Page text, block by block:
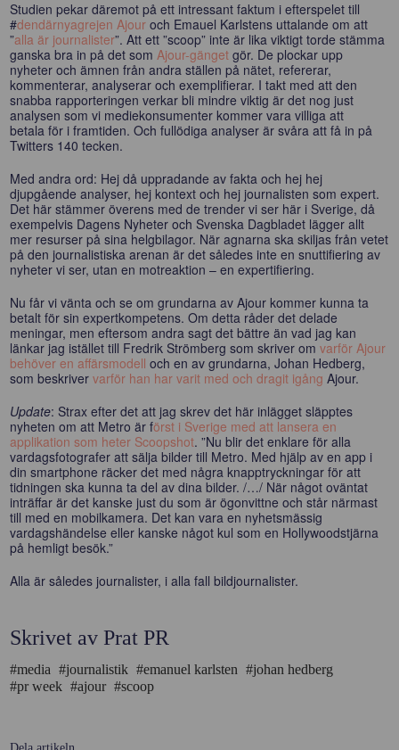
Studien pekar däremot på ett intressant faktum i efterspelet till
#dendärnyagrejen Ajour och Emauel Karlstens uttalande om att
”alla är journalister”. Att ett ”scoop” inte är lika viktigt torde stämma
ganska bra in på det somAjour-gänget gör. De plockar upp
nyheter och ämnen från andra ställen på nätet, refererar,
kommenterar, analyserar och exemplifierar. I takt med att den
snabba rapporteringen verkar bli mindre viktig är det nog just
analysen som vi mediekonsumenter kommer vara villiga att
betala för i framtiden. Och fullödiga analyser är svåra att få in på
Twitters 140 tecken.
Med andra ord: Hej då uppradande av fakta och hej hej
djupgående analyser, hej kontext och hej journalisten som expert.
Det här stämmer överens med de trender vi ser här i Sverige, då
exempelvis Dagens Nyheter och Svenska Dagbladet lägger allt
mer resurser på sina helgbilagor. När agnarna ska skiljas från vetet
på den journalistiska arenan är det således inte en snuttifiering av
nyheter vi ser, utan en motreaktion – en expertifiering.
Nu får vi vänta och se om grundarna av Ajour kommer kunna ta
betalt för sin expertkompetens. Om detta råder det delade
meningar, men eftersom andra sagt det bättre än vad jag kan
länkar jag istället till Fredrik Strömberg som skriver omvarför Ajour
behöver en affärsmodell och en av grundarna, Johan Hedberg,
som beskrivervarför han har varit med och dragit igång Ajour.
Update: Strax efter det att jag skrev det här inlägget släpptes
nyheten om att Metro är först i Sverige med att lansera en
applikation som heter Scoopshot. ”Nu blir det enklare för alla
vardagsfotografer att sälja bilder till Metro. Med hjälp av en app i
din smartphone räcker det med några knapptryckningar för att
tidningen ska kunna ta del av dina bilder. /…/ När något oväntat
inträffar är det kanske just du som är ögonvittne och står närmast
till med en mobilkamera. Det kan vara en nyhetsmässig
vardagshändelse eller kanske något kul som en Hollywoodstjärna
på hemligt besök.”
Alla är således journalister, i alla fall bildjournalister.
Skrivet av Prat PR
#media #journalistik #emanuel karlsten
#johan hedberg
#pr week #ajour #scoop